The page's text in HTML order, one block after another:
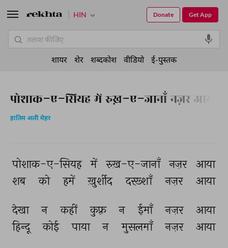
पोशाक-ए-सियह में रुख़-ए-जानाँ नज़र आया
हातिम अली मेहर
पोशाक-ए-सियह में रुख़-ए-जानाँ नज़र
आया
शब
को हमें ख़ुर्शीद दरख़्शाँ नज़र आया
देखा न कहीं कुफ़्र न ईमाँ नज़र
आया
हिन्दू
कोई पाया न मुसलमाँ नज़र आया
HIN Get App
Donate
शायर शेर शब्दकोश वीडियो ई-पुस्तक